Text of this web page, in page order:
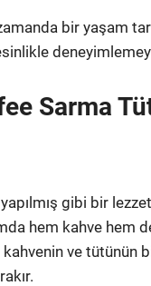
bir yaşam
Sarma
gibi bir
hem kahve hem
ve tütünün